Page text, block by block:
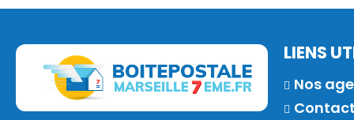
LIENS
Nos